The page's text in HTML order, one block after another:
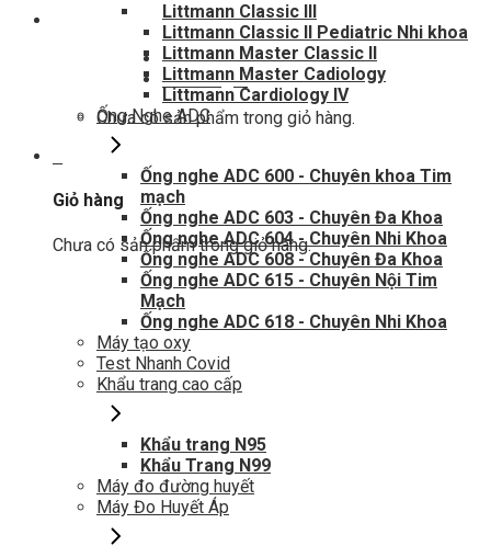
Hotline hỗ trợ
0948802788
Giỏ hàng0
Chưa có sản phẩm trong giỏ hàng.
Giỏ hàng
Chưa có sản phẩm trong giỏ hàng.
Littmann Classic III
Littmann Classic II Pediatric Nhi khoa
Littmann Master Classic II
Littmann Master Cadiology
Littmann Cardiology IV
Ống Nghe ADC
Ống nghe ADC 600 - Chuyên khoa Tim
mạch
Ống nghe ADC 603 - Chuyên Đa Khoa
Ống nghe ADC 604 - Chuyên Nhi Khoa
Ống nghe ADC 608 - Chuyên Đa Khoa
Ống nghe ADC 615 - Chuyên Nội Tim
Mạch
Ống nghe ADC 618 - Chuyên Nhi Khoa
Máy tạo oxy
Test Nhanh Covid
Khẩu trang cao cấp
Khẩu trang N95
Khẩu Trang N99
Máy đo đường huyết
Máy Đo Huyết Áp